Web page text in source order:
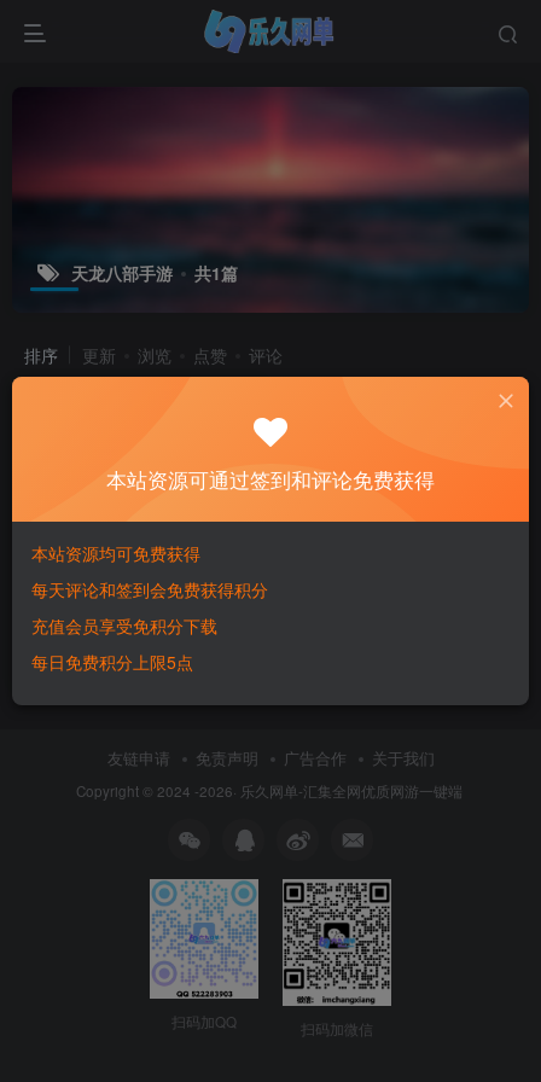
天龙八部手游 共1篇
排序 更新 浏览 点赞 评论
荣耀版新职业鬼谷武当VM一键
端GM后台刷元宝
付费资源 500 手游
2个月前
友链申请 免责声明 广告合作 关于我们
Copyright © 2024 -2026· 乐久网单-汇集全网优质网游一键端
扫码加QQ 扫码加微信
本站资源可通过签到和评论免费获得
本站资源均可免费获得
每天评论和签到会免费获得积分
充值会员享受免积分下载
每日免费积分上限5点